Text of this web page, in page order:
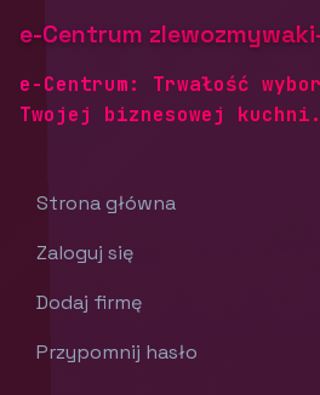
e-Centrum
e-Centrum: Trwałość
Twojej biznesowej kuchni.
Strona główna
Zaloguj się
Dodaj firmę
Przypomnij hasło